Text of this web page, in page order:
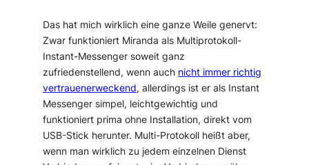
Das hat mich wirklich eine ganze Weile genervt:
Zwar funktioniert Miranda als Multiprotokoll-
Instant-Messenger soweit ganz
zufriedenstellend, wenn auch nicht immer richtig
vertrauenerweckend, allerdings ist er als Instant
Messenger simpel, leichtgewichtig und
funktioniert prima ohne Installation, direkt vom
USB-Stick herunter. Multi-Protokoll heißt aber,
wenn man wirklich zu jedem einzelnen Dienst